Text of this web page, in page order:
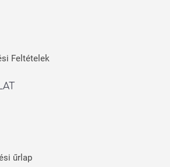
Feltételek
űrlap